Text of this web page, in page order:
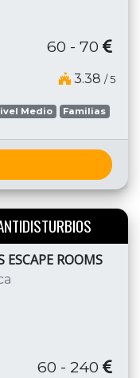
60 - 70
3.38 / 5
Medio Familias
ESCAPE ROOMS
60 - 240